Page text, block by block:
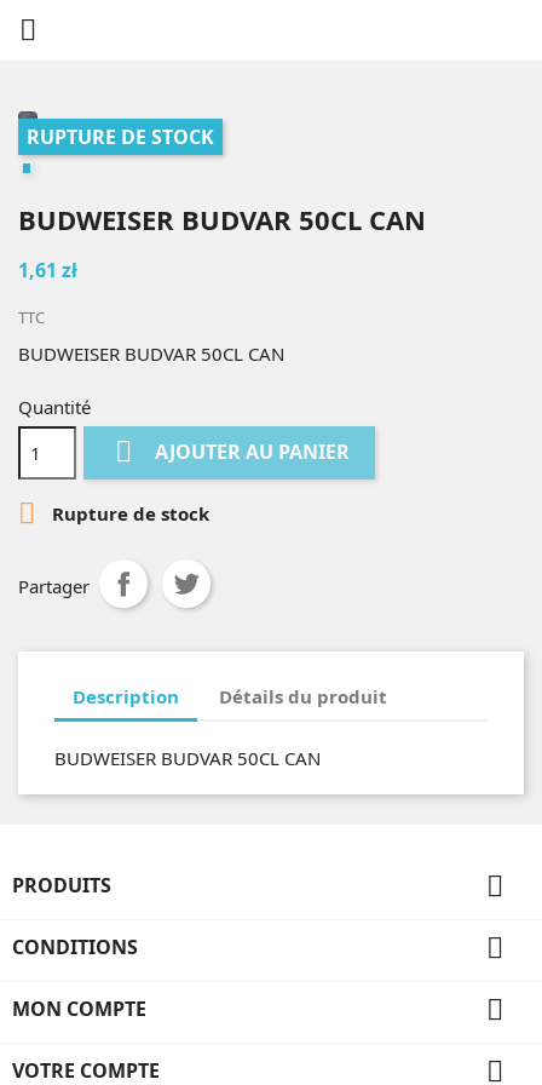

RUPTURE DE STOCK
BUDWEISER BUDVAR 50CL CAN
1,61 zł
TTC
BUDWEISER BUDVAR 50CL CAN
Quantité
 AJOUTER AU PANIER
 Rupture de stock
Partager
Description Détails du produit
BUDWEISER BUDVAR 50CL CAN
PRODUITS 
CONDITIONS 
MON COMPTE 
VOTRE COMPTE 